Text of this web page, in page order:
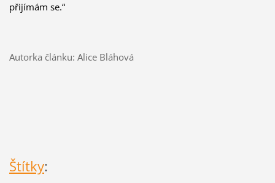
přijímám se.“
Autorka článku: Alice Bláhová
Štítky: